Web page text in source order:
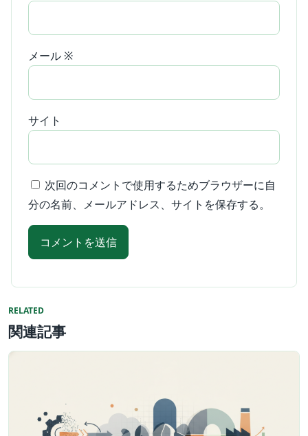
メール ※
サイト
次回のコメントで使用するためブラウザーに自
分の名前、メールアドレス、サイトを保存する。
RELATED
関連記事